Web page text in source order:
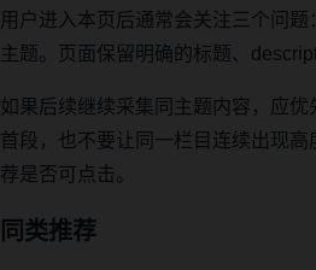
用户进入本页后通常会关注三个问
主题。页面保留明确的标题、
如果后续继续采集同主题内容，应
首段，也不要让同一栏目连续出现
荐是否可点击。
同类推荐